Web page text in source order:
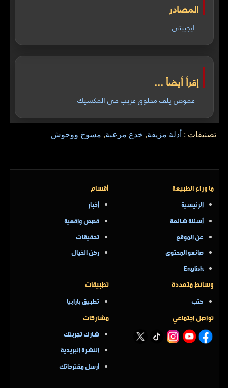
المصادر
ايجيبتي
إقرأ أيضاً ...
غموض يلف مخلوق غريب في المكسيك
تصنيفات : أدلة مزيفة, خدع مرعبة, مسوخ ووحوش
ما وراء الطبيعة
الرئيسية
أسئلة شائعة
عن الموقع
صانعو المحتوى
English
أقسام
أخبار
قصص واقعية
تحقيقات
ركن الخيال
وسائط متعددة
كتب
تطبيقات
تطبيق بارابيا
تواصل اجتماعي مشاركات
شارك تجربتك
النشرة البريدية
أرسل مقترحاتك